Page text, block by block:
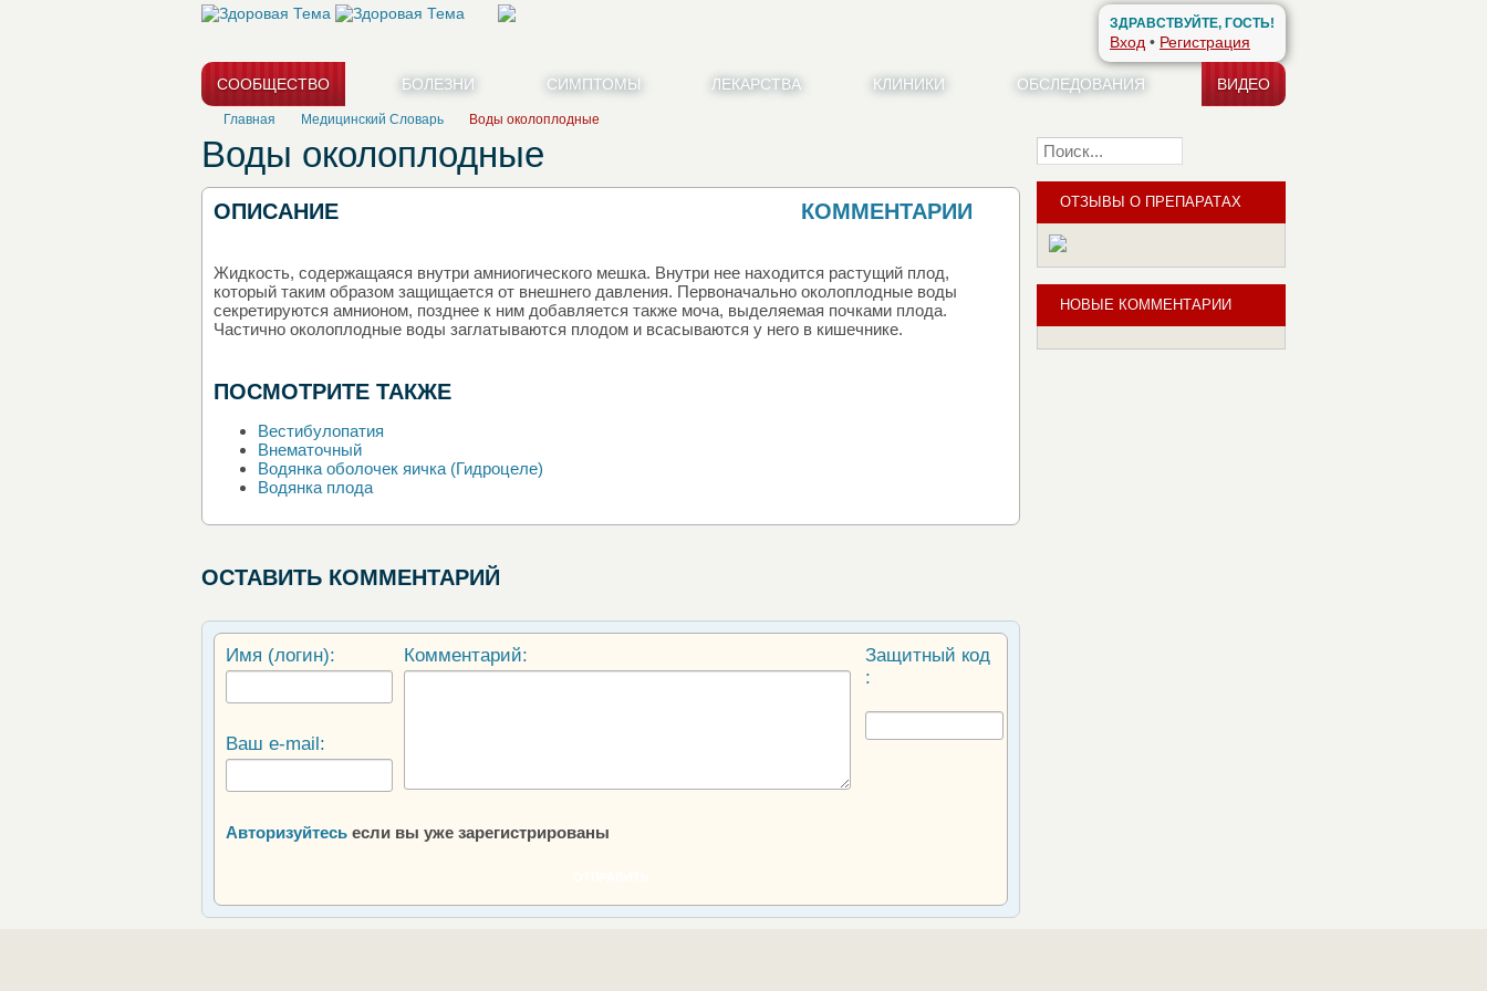
ЗДРАВСТВУЙТЕ, ГОСТЬ!
Вход • Регистрация
СООБЩЕСТВО БОЛЕЗНИ СИМПТОМЫ ЛЕКАРСТВА КЛИНИКИ ОБСЛЕДОВАНИЯ ВИДЕО
Главная Медицинский Словарь Воды околоплодные
Воды околоплодные
КОММЕНТАРИИ
ОПИСАНИЕ
Жидкость, содержащаяся внутри амниогического мешка. Внутри нее находится растущий плод,
который таким образом защищается от внешнего давления. Первоначально околоплодные воды
секретируются амнионом, позднее к ним добавляется также моча, выделяемая почками плода.
Частично околоплодные воды заглатываются плодом и всасываются у него в кишечнике.
ПОСМОТРИТЕ ТАКЖЕ
Вестибулопатия
Внематочный
Водянка оболочек яичка (Гидроцеле)
Водянка плода
ОСТАВИТЬ КОММЕНТАРИЙ
Имя (логин):
Ваш e-mail:
Комментарий:
Защитный код
:
Авторизуйтесь если вы уже зарегистрированы
ОТЗЫВЫ О ПРЕПАРАТАХ
НОВЫЕ КОММЕНТАРИИ